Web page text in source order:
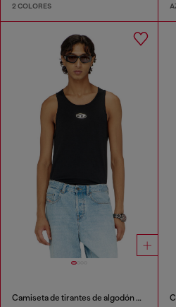
2 COLORES
Camiseta de tirantes de algodón con logo